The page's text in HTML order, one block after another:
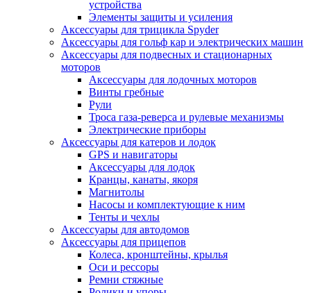
устройства
Элементы защиты и усиления
Аксессуары для трицикла Spyder
Аксессуары для гольф кар и электрических машин
Аксессуары для подвесных и стационарных
моторов
Аксессуары для лодочных моторов
Винты гребные
Рули
Троса газа-реверса и рулевые механизмы
Электрические приборы
Аксессуары для катеров и лодок
GPS и навигаторы
Аксессуары для лодок
Кранцы, канаты, якоря
Магнитолы
Насосы и комплектующие к ним
Тенты и чехлы
Аксессуары для автодомов
Аксессуары для прицепов
Колеса, кронштейны, крылья
Оси и рессоры
Ремни стяжные